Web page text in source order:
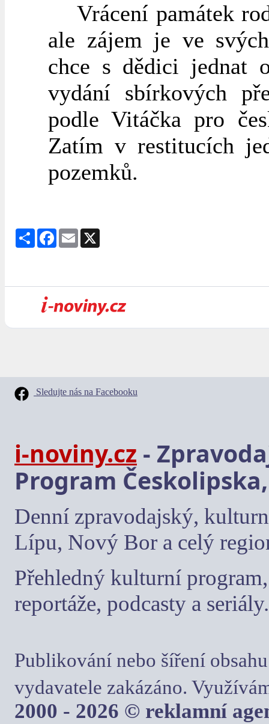
Vrácení památek
ale zájem je ve
chce s dědici jednat
vydání sbírkových
podle Vitáčka pro
Zatím v restitucích
pozemků.
Share Facebook
Email
Sledujte nás na Facebooku
i-noviny.cz -
Program
Denní zpravodajský,
Lípu, Nový Bor a celý
Přehledný kulturní
reportáže, podcasty a seriály.
Publikování nebo šíření
vydavatele zakázáno.
2000 - 2026 © reklamní